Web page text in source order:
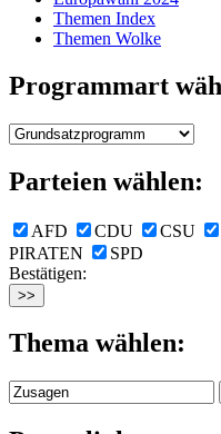
Themen Index
Themen Wolke
Programmart
Parteien wählen:
AFD CDU CSU
PIRATEN
SPD
Bestätigen:
Thema wählen: